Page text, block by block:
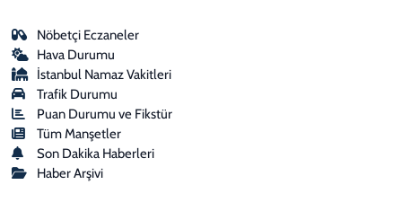
Nöbetçi Eczaneler
Hava Durumu
İstanbul Namaz Vakitleri
Trafik Durumu
Puan Durumu ve Fikstür
Tüm Manşetler
Son Dakika Haberleri
Haber Arşivi